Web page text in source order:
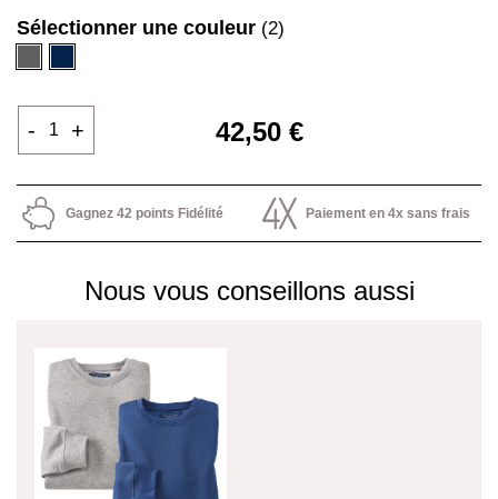
Sélectionner une couleur (2)
42,50 €
- +
Gagnez 42 points Fidélité Paiement en 4x sans frais
Nous vous conseillons aussi